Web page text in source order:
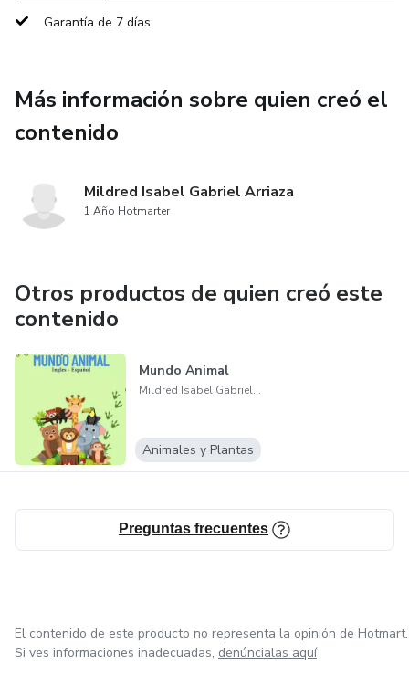
Garantía de 7 días
Más información sobre quien creó el
contenido
Mildred Isabel Gabriel Arriaza
1 Año Hotmarter
Otros productos de quien creó este
contenido
Mundo Animal
Mildred Isabel Gabriel Arriaza
Animales y Plantas
Preguntas frecuentes
El contenido de este producto no representa la opinión de Hotmart.
Si ves informaciones inadecuadas, denúncialas aquí